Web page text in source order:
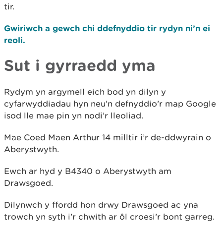
tir.
Gwiriwch a gewch chi ddefnyddio tir rydyn ni’n ei
reoli.
Sut i gyrraedd yma
Rydym yn argymell eich bod yn dilyn y
cyfarwyddiadau hyn neu’n defnyddio’r map Google
isod lle mae pin yn nodi’r lleoliad.
Mae Coed Maen Arthur 14 milltir i’r de-ddwyrain o
Aberystwyth.
Ewch ar hyd y B4340 o Aberystwyth am
Drawsgoed.
Dilynwch y ffordd hon drwy Drawsgoed ac yna
trowch yn syth i’r chwith ar ôl croesi’r bont garreg.